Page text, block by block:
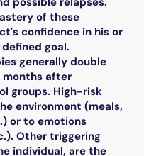
of these
confidence in his or
goal.
generally double
months after
groups. High-risk
environment (meals,
or to emotions
Other triggering
individual, are the